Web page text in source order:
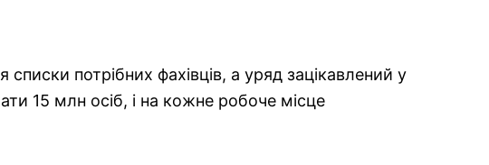
потрібних фахівців, а уряд зацікавлений у
15 млн осіб, і на кожне робоче місце